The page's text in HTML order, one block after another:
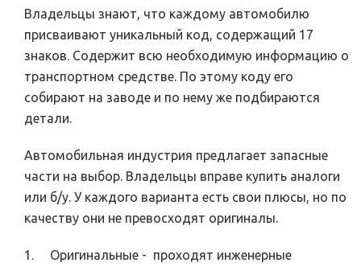
Владельцы знают, что каждому автомобилю
присваивают уникальный код, содержащий 17
знаков. Содержит всю необходимую информацию о
транспортном средстве. По этому коду его
собирают на заводе и по нему же подбираются
детали.
Автомобильная индустрия предлагает запасные
части на выбор. Владельцы вправе купить аналоги
или б/у. У каждого варианта есть свои плюсы, но по
качеству они не превосходят оригиналы.
1. Оригинальные - проходят инженерные